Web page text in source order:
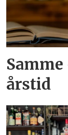
årstid